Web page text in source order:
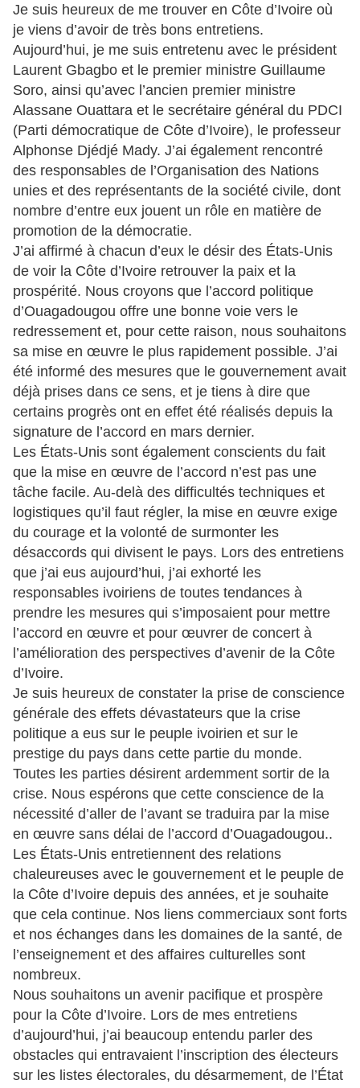
Je suis heureux de me trouver en Côte d’Ivoire où
je viens d’avoir de très bons entretiens.
Aujourd’hui, je me suis entretenu avec le président
Laurent Gbagbo et le premier ministre Guillaume
Soro, ainsi qu’avec l’ancien premier ministre
Alassane Ouattara et le secrétaire général du PDCI
(Parti démocratique de Côte d’Ivoire), le professeur
Alphonse Djédjé Mady. J’ai également rencontré
des responsables de l’Organisation des Nations
unies et des représentants de la société civile, dont
nombre d’entre eux jouent un rôle en matière de
promotion de la démocratie.
J’ai affirmé à chacun d’eux le désir des États-Unis
de voir la Côte d’Ivoire retrouver la paix et la
prospérité. Nous croyons que l’accord politique
d’Ouagadougou offre une bonne voie vers le
redressement et, pour cette raison, nous souhaitons
sa mise en œuvre le plus rapidement possible. J’ai
été informé des mesures que le gouvernement avait
déjà prises dans ce sens, et je tiens à dire que
certains progrès ont en effet été réalisés depuis la
signature de l’accord en mars dernier.
Les États-Unis sont également conscients du fait
que la mise en œuvre de l’accord n’est pas une
tâche facile. Au-delà des difficultés techniques et
logistiques qu’il faut régler, la mise en œuvre exige
du courage et la volonté de surmonter les
désaccords qui divisent le pays. Lors des entretiens
que j’ai eus aujourd’hui, j’ai exhorté les
responsables ivoiriens de toutes tendances à
prendre les mesures qui s’imposaient pour mettre
l’accord en œuvre et pour œuvrer de concert à
l’amélioration des perspectives d’avenir de la Côte
d’Ivoire.
Je suis heureux de constater la prise de conscience
générale des effets dévastateurs que la crise
politique a eus sur le peuple ivoirien et sur le
prestige du pays dans cette partie du monde.
Toutes les parties désirent ardemment sortir de la
crise. Nous espérons que cette conscience de la
nécessité d’aller de l’avant se traduira par la mise
en œuvre sans délai de l’accord d’Ouagadougou..
Les États-Unis entretiennent des relations
chaleureuses avec le gouvernement et le peuple de
la Côte d’Ivoire depuis des années, et je souhaite
que cela continue. Nos liens commerciaux sont forts
et nos échanges dans les domaines de la santé, de
l’enseignement et des affaires culturelles sont
nombreux.
Nous souhaitons un avenir pacifique et prospère
pour la Côte d’Ivoire. Lors de mes entretiens
d’aujourd’hui, j’ai beaucoup entendu parler des
obstacles qui entravaient l’inscription des électeurs
sur les listes électorales, du désarmement, de l’État